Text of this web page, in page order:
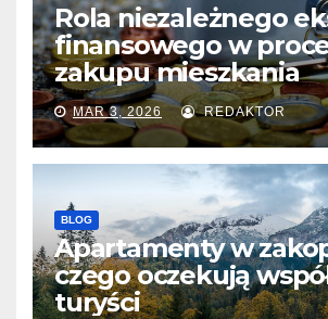
Rola niezależnego
finansowego w
zakupu mieszkania
MAR 3, 2026 REDAKTOR
BLOG
Apartamenty w
czego oczekują
turyści